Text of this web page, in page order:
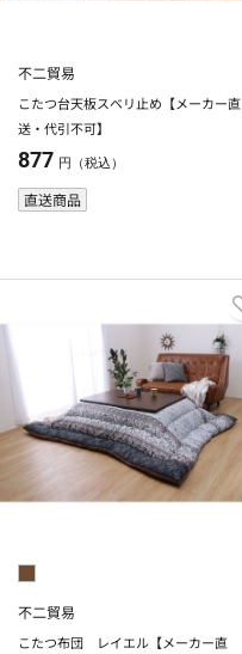
不二貿易
こたつ台天板スベリ止め【メーカー直
送・代引不可】
877 円（税込）
直送商品
不二貿易
こたつ布団 レイエル【メーカー直